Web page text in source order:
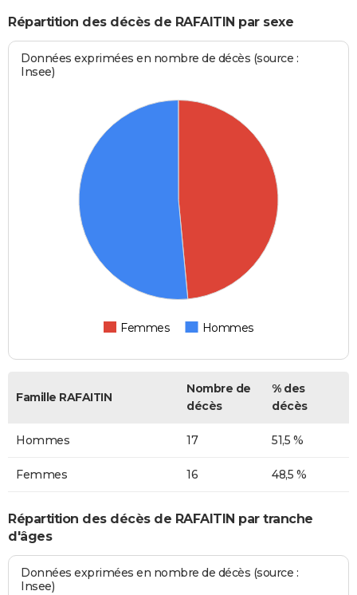
Répartition des décès de RAFAITIN par sexe
Données exprimées en nombre de décès (source :
Insee)
Femmes Hommes
Famille RAFAITIN
Nombre de
décès
% des
décès
Hommes 17 51,5 %
Femmes 16 48,5 %
Répartition des décès de RAFAITIN par tranche
d'âges
Données exprimées en nombre de décès (source :
Insee)